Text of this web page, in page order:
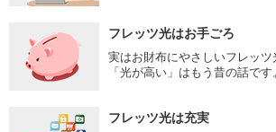
フレッツ光はお手ごろ
実はお財布にやさしいフレッツ
「光が高い」はもう昔の話です
フレッツ光は充実